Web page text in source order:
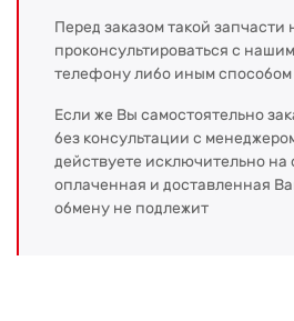
Перед заказом такой
проконсультироваться с
телефону либо иным способом
Если же Вы самостоятельно
без консультации с
действуете исключительно на
оплаченная и доставленная
обмену не подлежит